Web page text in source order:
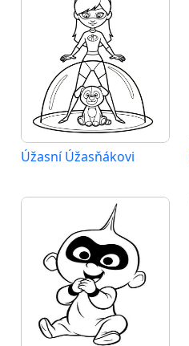
Úžasní Úžasňákovi